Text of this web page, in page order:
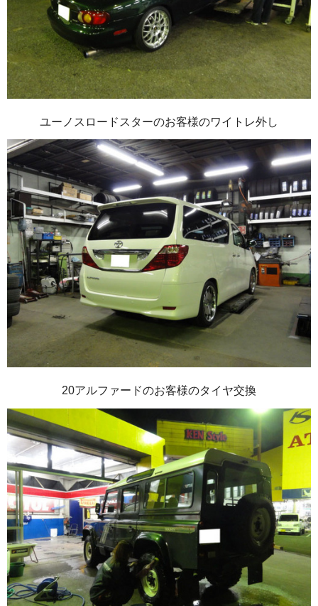
ユーノスロードスターのお客様のワイトレ外し
20アルファードのお客様のタイヤ交換